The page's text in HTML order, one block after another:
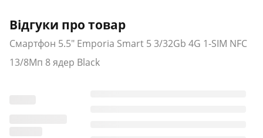
Відгуки про товар
Смартфон 5.5" Emporia Smart 5 3/32Gb 4G 1-SIM NFC
13/8Мп 8 ядер Black